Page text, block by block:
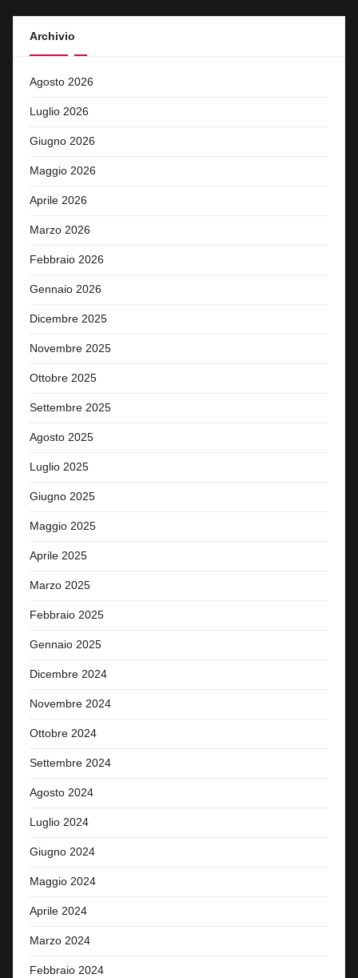
Archivio
Agosto 2026
Luglio 2026
Giugno 2026
Maggio 2026
Aprile 2026
Marzo 2026
Febbraio 2026
Gennaio 2026
Dicembre 2025
Novembre 2025
Ottobre 2025
Settembre 2025
Agosto 2025
Luglio 2025
Giugno 2025
Maggio 2025
Aprile 2025
Marzo 2025
Febbraio 2025
Gennaio 2025
Dicembre 2024
Novembre 2024
Ottobre 2024
Settembre 2024
Agosto 2024
Luglio 2024
Giugno 2024
Maggio 2024
Aprile 2024
Marzo 2024
Febbraio 2024